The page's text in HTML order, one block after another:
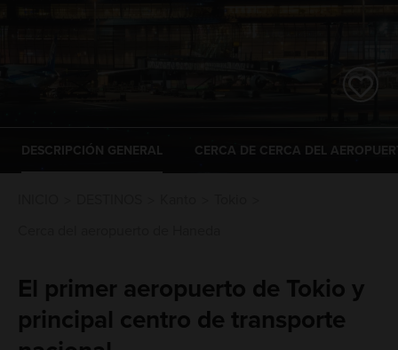
DESCRIPCIÓN GENERAL CERCA DE CERCA DEL
El primer aeropuerto de Tokio y
principal centro de transporte